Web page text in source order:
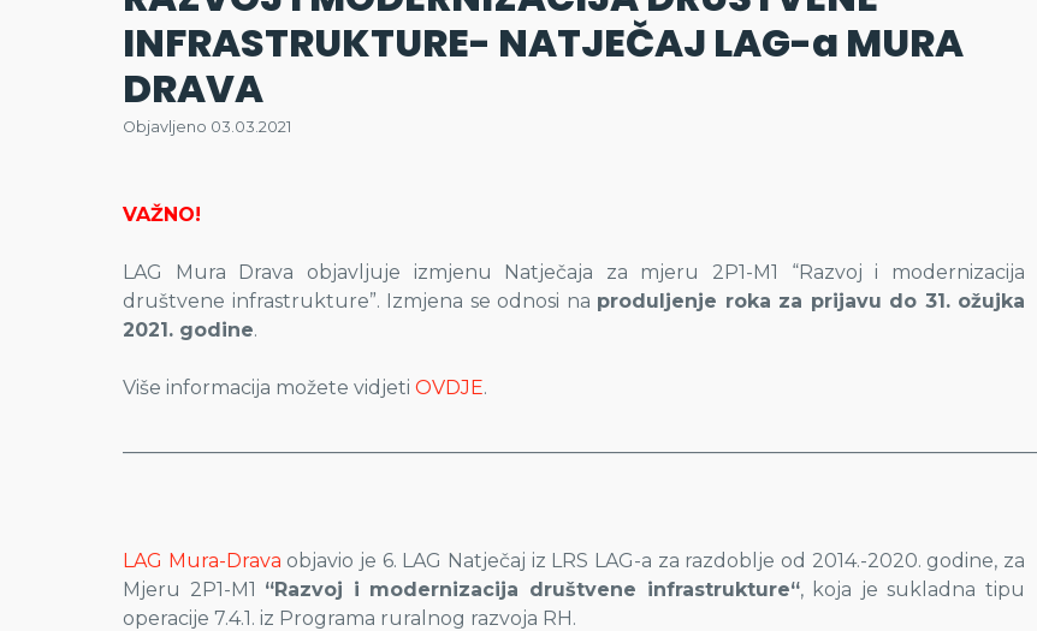
INFRASTRUKTURE- NATJEČAJ LAG-a MURA
DRAVA
Objavljeno 03.03.2021
VAŽNO!
LAG Mura Drava objavljuje izmjenu Natječaja za mjeru 2P1-M1 “Razvoj i modernizacija
društvene infrastrukture”. Izmjena se odnosi na produljenje roka za prijavu do 31. ožujka
2021. godine.
Više informacija možete vidjeti OVDJE.
LAG Mura-Drava objavio je 6. LAG Natječaj iz LRS LAG-a za razdoblje od 2014.-2020. godine, za
Mjeru 2P1-M1 “Razvoj i modernizacija društvene infrastrukture“, koja je sukladna tipu
operacije 7.4.1. iz Programa ruralnog razvoja RH.